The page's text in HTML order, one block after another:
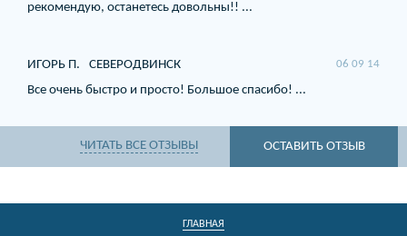
рекомендую, останетесь довольны!! ...
ИГОРЬ П. СЕВЕРОДВИНСК 06 09 14
Все очень быстро и просто! Большое спасибо! ...
ЧИТАТЬ ВСЕ ОТЗЫВЫ ОСТАВИТЬ ОТЗЫВ
ГЛАВНАЯ